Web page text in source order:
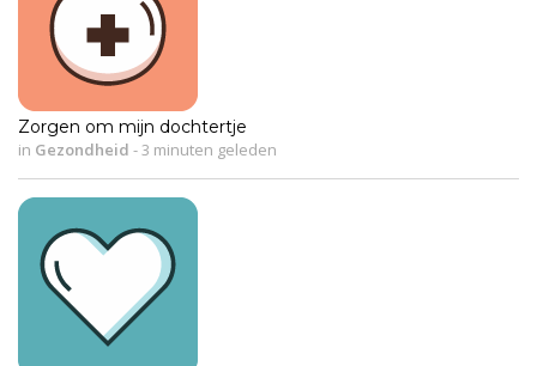
Zorgen om mijn dochtertje
in Gezondheid -3 minuten geleden